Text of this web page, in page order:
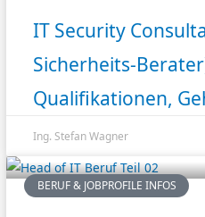
IT Security
Sicherheits-
Qualifikationen,
Ing. Stefan Wagner
BERUF & JOBPROFILE INFOS